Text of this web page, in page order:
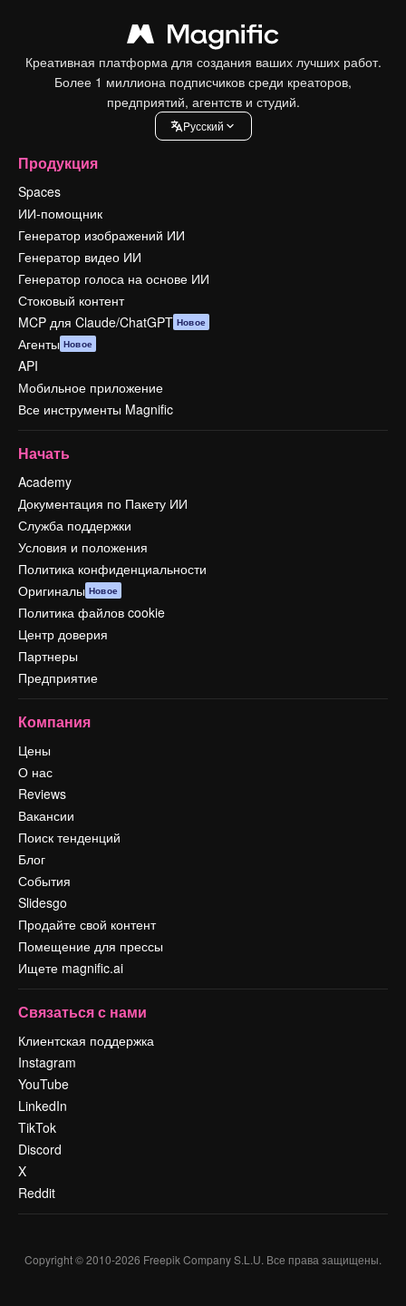
Креативная платформа для создания ваших лучших работ.
Более 1 миллиона подписчиков среди креаторов,
предприятий, агентств и студий.
Pусский
Продукция
Spaces
ИИ-помощник
Генератор изображений ИИ
Генератор видео ИИ
Генератор голоса на основе ИИ
Стоковый контент
MCP для Claude/ChatGPT Новое
Агенты Новое
API
Мобильное приложение
Все инструменты Magnific
Начать
Academy
Документация по Пакету ИИ
Служба поддержки
Условия и положения
Политика конфиденциальности
Оригиналы Новое
Политика файлов cookie
Центр доверия
Партнеры
Предприятие
Компания
Цены
О нас
Reviews
Вакансии
Поиск тенденций
Блог
События
Slidesgo
Продайте свой контент
Помещение для прессы
Ищете magnific.ai
Связаться с нами
Клиентская поддержка
Instagram
YouTube
LinkedIn
TikTok
Discord
X
Reddit
Copyright © 2010-2026 Freepik Company S.L.U. Все права защищены.